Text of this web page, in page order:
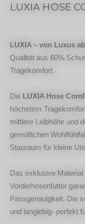
LUXIA HOSE
LUXIA – von Luxus
Qualität aus 60%
Tragekomfort.
Die LUXIA Hose
höchstem
mittlere Leibhöhe und
gemütlichen
Stauraum für kleine
Das exklusive
Vorderhosenfutter
Passgenauigkeit. Die
und langlebig- perfekt